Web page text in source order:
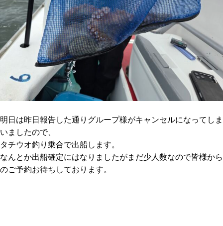
明日は昨日報告した通りグループ様がキャンセルになってしま
いましたので、
タチウオ釣り乗合で出船します。
なんとか出船確定にはなりましたがまだ少人数なので皆様から
のご予約お待ちしております。